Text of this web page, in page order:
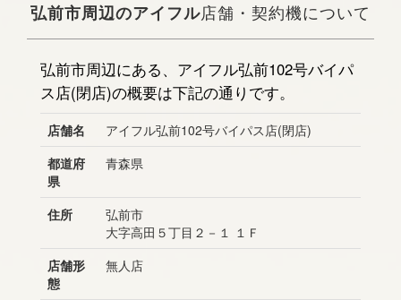
弘前市周辺のアイフル店舗・契約機について
弘前市周辺にある、アイフル弘前102号バイパ
ス店(閉店)の概要は下記の通りです。
店舗名
アイフル弘前102号バイパス店(閉店)
都道府
県
青森県
住所
弘前市
大字高田５丁目２－１ １Ｆ
店舗形
態
無人店